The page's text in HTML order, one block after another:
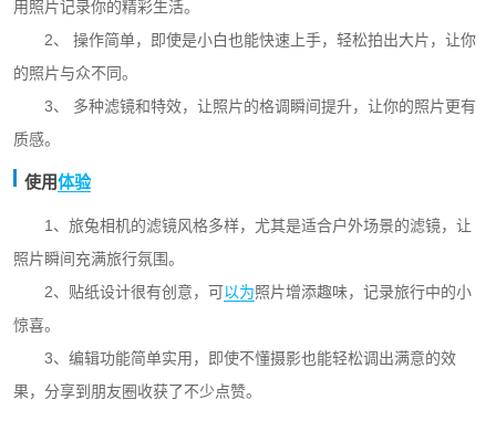
用照片记录你的精彩生活。
2、 操作简单，即使是小白也能快速上手，轻松拍出大片，让你
的照片与众不同。
3、 多种滤镜和特效，让照片的格调瞬间提升，让你的照片更有
质感。
使用体验
1、旅兔相机的滤镜风格多样，尤其是适合户外场景的滤镜，让
照片瞬间充满旅行氛围。
2、贴纸设计很有创意，可以为照片增添趣味，记录旅行中的小
惊喜。
3、编辑功能简单实用，即使不懂摄影也能轻松调出满意的效
果，分享到朋友圈收获了不少点赞。